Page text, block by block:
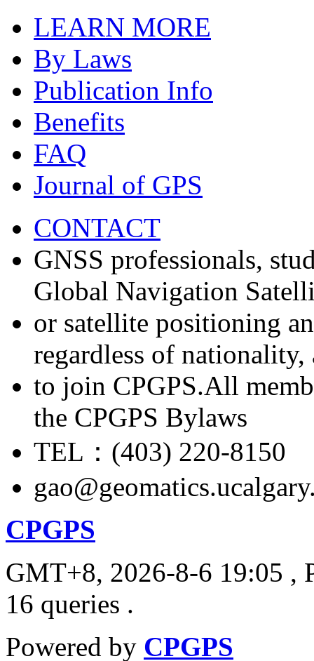
LEARN MORE
By Laws
Publication Info
Benefits
FAQ
Journal of GPS
CONTACT
GNSS professionals,
Global Navigation
or satellite positioning
regardless of nationality,
to join CPGPS.All
the CPGPS Bylaws
TEL：(403) 220-8150
CPGPS
GMT+8, 2026-8-6 19:05 ,
16 queries .
Powered by CPGPS